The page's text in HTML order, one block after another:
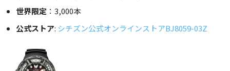
世界限定 ：3,000本
公式ストア: シチズン公式オンラインストアBJ8059-03Z